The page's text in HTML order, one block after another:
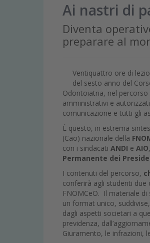
Ai nastri di
Diventa
preparare al
Ventiquattro ore di
del sesto anno del
Odontoiatria, nel percorso
amministrativi e
comunicazione e tutti gli
È questo, in estrema
(Cao) nazionale della
con i sindacati ANDI e AIO
Permanente dei
I contenuti del percorso,
conferirà agli studenti
FNOMCeO. Il materiale
un format unico,
dagli aspetti societari a
previdenza,
Giuramento, le infrazioni,